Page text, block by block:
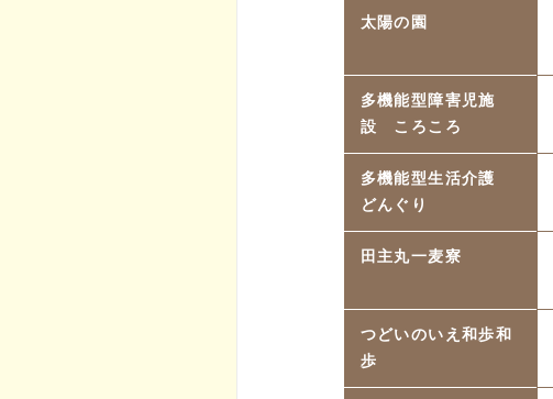
太陽の園
多機能型障害児施
設 ころころ
多機能型生活介護
どんぐり
田主丸一麦寮
つどいのいえ和歩和
歩